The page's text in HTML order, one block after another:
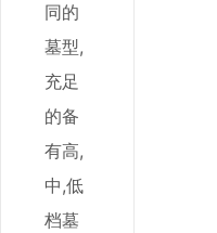
同的
墓型,
充足
的备
有高,
中,低
档墓